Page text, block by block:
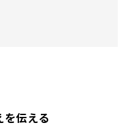
伝える